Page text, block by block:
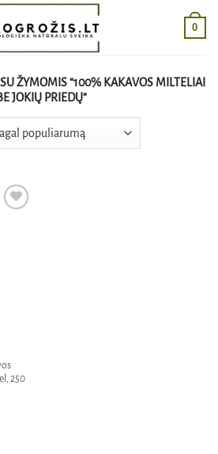
0
ŽYMOMIS “100% KAKAVOS MILTELIAI
JOKIŲ PRIEDŲ”
250